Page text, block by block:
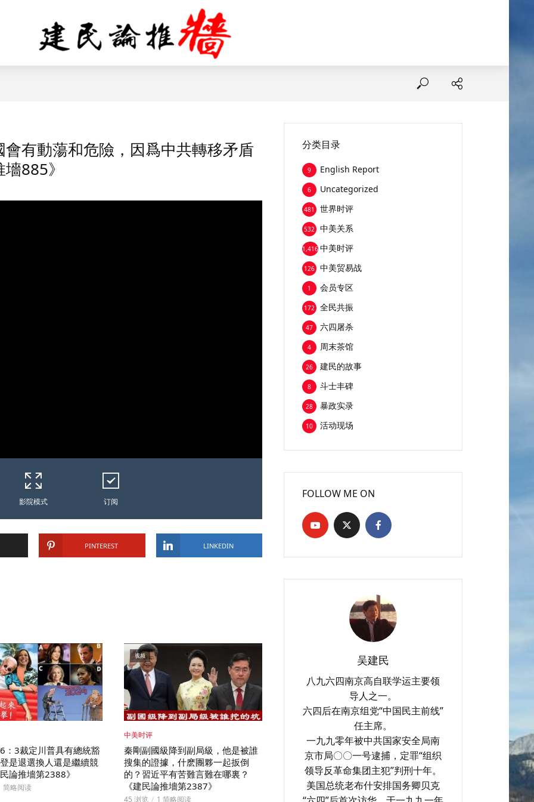
有動蕩和危險，因爲中共轉移矛盾
885》
影院模式 订阅
PINTEREST LINKEDIN
：3裁定川普具有總統豁
是退選換人還是繼續競
論推墻第2388》
简略阅读
视频
中美时评
秦剛副國級降到副局級，他是被誰
搜集的證據，什麽團夥一起扳倒
的？習近平有苦難言難在哪裏？
《建民論推墻第2387》
45 浏览 1 简略阅读
分类目录
English Report
9
Uncategorized
6
世界时评
481
中美关系
532
中美时评
1,416
中美贸易战
126
会员专区
1
全民共振
172
六四屠杀
47
周末茶馆
4
建民的故事
26
斗士丰碑
8
暴政实录
28
活动现场
10
FOLLOW ME ON
吴建民
八九六四南京高自联学运主要领
导人之一。
六四后在南京组党“中国民主前线”
任主席。
一九九零年被中共国家安全局南
京市局〇〇一号逮捕，定罪“组织
领导反革命集团主犯”判刑十年。
美国总统老布什安排国务卿贝克